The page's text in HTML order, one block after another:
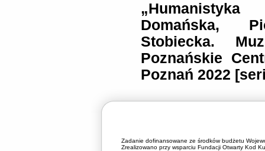
Domańska,
Stobiecka.
Poznańskie
Poznań 2022
Zadanie dofinansowane ze środków budżetu
Zrealizowano przy wsparciu Fundacji Otwarty Kod